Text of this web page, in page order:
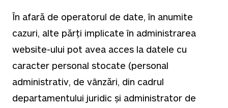
În afară de operatorul de date, în anumite
cazuri, alte părți implicate în administrarea
website-ului pot avea acces la datele cu
caracter personal stocate (personal
administrativ, de vânzări, din cadrul
departamentului juridic și administrator de